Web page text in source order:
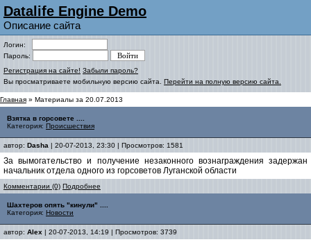
Datalife Engine Demo
Описание сайта
Логин:
Пароль:
Регистрация на сайте! Забыли пароль?
Вы просматриваете мобильную версию сайта. Перейти на полную версию сайта.
Главная » Материалы за 20.07.2013
Взятка в горсовете ....
Категория: Происшествия
автор: Dasha | 20-07-2013, 23:30 | Просмотров: 1581
За вымогательство и получение незаконного вознаграждения задержан
начальник отдела одного из горсоветов Луганской области
Комментарии (0) Подробнее
Шахтеров опять "кинули" ....
Категория: Новости
автор: Alex | 20-07-2013, 14:19 | Просмотров: 3739